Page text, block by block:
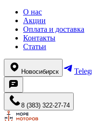
О нас
Акции
Оплата и доставка
Контакты
Статьи
Новосибирск
8 (383) 322-27-74